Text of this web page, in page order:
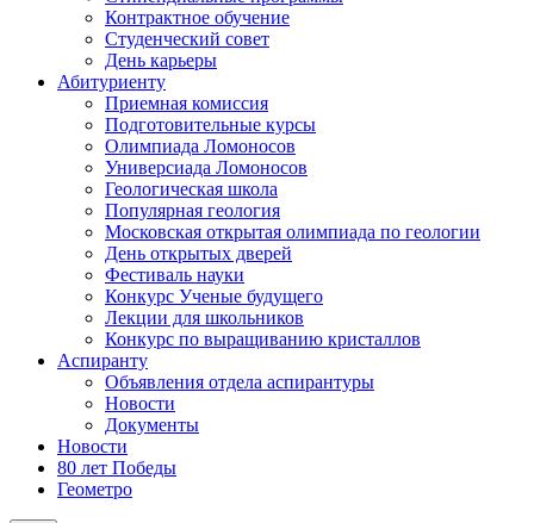
Контрактное обучение
Студенческий совет
День карьеры
Абитуриенту
Приемная комиссия
Подготовительные курсы
Олимпиада Ломоносов
Универсиада Ломоносов
Геологическая школа
Популярная геология
Московская открытая олимпиада по геологии
День открытых дверей
Фестиваль науки
Конкурс Ученые будущего
Лекции для школьников
Конкурс по выращиванию кристаллов
Аспиранту
Объявления отдела аспирантуры
Новости
Документы
Новости
80 лет Победы
Геометро